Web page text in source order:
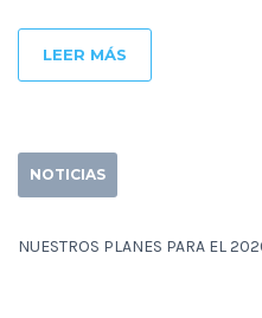
LEER MÁS
NOTICIAS
NUESTROS PLANES PARA EL